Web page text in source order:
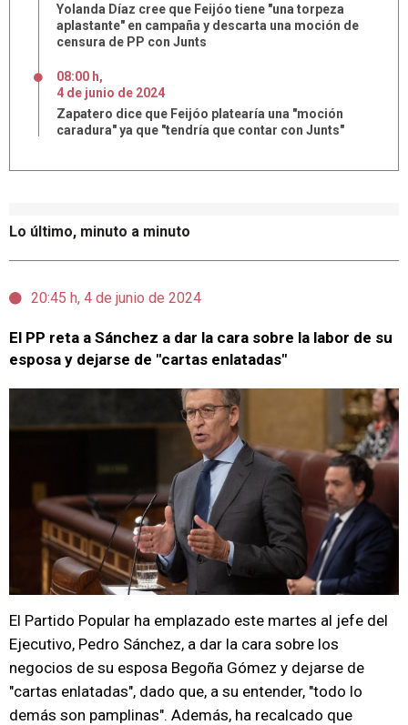
Lo último, minuto a minuto
20:45 h, 4 de junio de 2024
El PP reta a Sánchez a dar la cara sobre la labor de su
esposa y dejarse de "cartas enlatadas"
El Partido Popular ha emplazado este martes al jefe del
Ejecutivo, Pedro Sánchez, a dar la cara sobre los
negocios de su esposa Begoña Gómez y dejarse de
"cartas enlatadas", dado que, a su entender, "todo lo
demás son pamplinas". Además, ha recalcado que
Yolanda Díaz cree que Feijóo tiene "una torpeza
aplastante" en campaña y descarta una moción de
censura de PP con Junts
08:00 h,
4 de junio de 2024
Zapatero dice que Feijóo platearía una "moción
caradura" ya que "tendría que contar con Junts"